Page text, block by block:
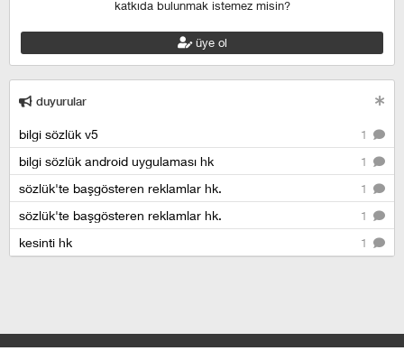
katkıda bulunmak istemez misin?
üye ol
duyurular
1
bilgi sözlük v5
1
bilgi sözlük android uygulaması hk
1
sözlük'te başgösteren reklamlar hk.
1
sözlük'te başgösteren reklamlar hk.
1
kesinti hk